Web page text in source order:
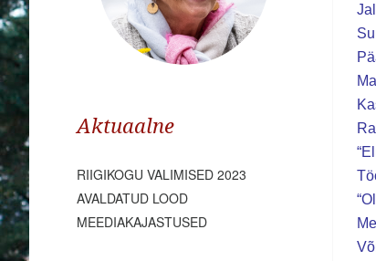
Aktuaalne
RIIGIKOGU VALIMISED 2023
AVALDATUD LOOD
MEEDIAKAJASTUSED